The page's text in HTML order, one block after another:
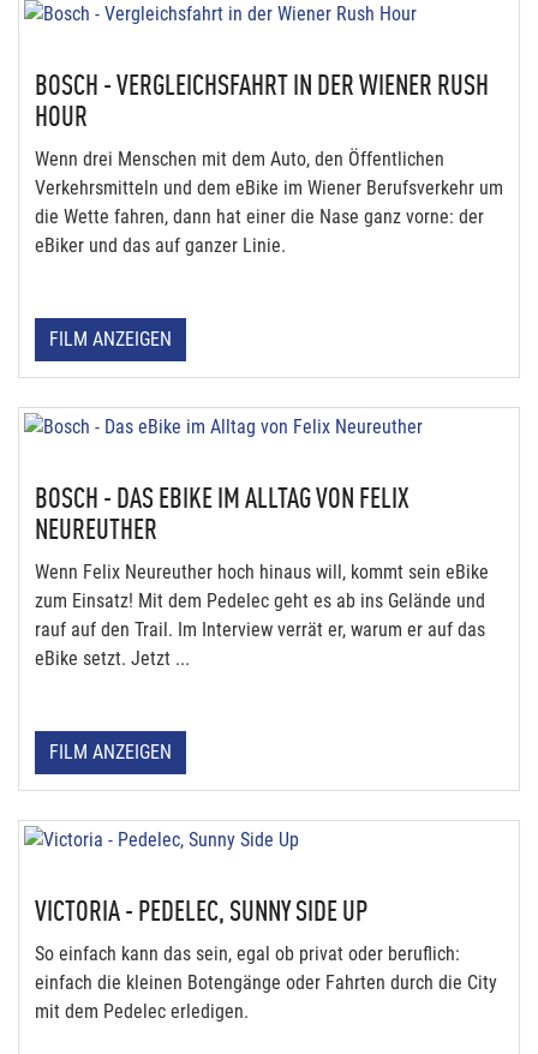
BOSCH - VERGLEICHSFAHRT IN DER WIENER RUSH
HOUR
Wenn drei Menschen mit dem Auto, den Öffentlichen
Verkehrsmitteln und dem eBike im Wiener Berufsverkehr um
die Wette fahren, dann hat einer die Nase ganz vorne: der
eBiker und das auf ganzer Linie.
FILM ANZEIGEN
BOSCH - DAS EBIKE IM ALLTAG VON FELIX
NEUREUTHER
Wenn Felix Neureuther hoch hinaus will, kommt sein eBike
zum Einsatz! Mit dem Pedelec geht es ab ins Gelände und
rauf auf den Trail. Im Interview verrät er, warum er auf das
eBike setzt. Jetzt ...
FILM ANZEIGEN
VICTORIA - PEDELEC, SUNNY SIDE UP
So einfach kann das sein, egal ob privat oder beruflich:
einfach die kleinen Botengänge oder Fahrten durch die City
mit dem Pedelec erledigen.